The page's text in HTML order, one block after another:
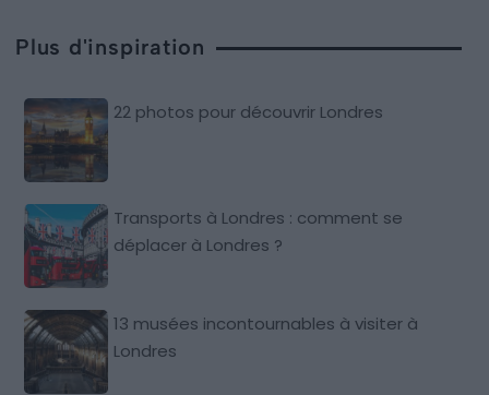
Plus d'inspiration
22 photos pour découvrir Londres
Transports à Londres : comment se
déplacer à Londres ?
13 musées incontournables à visiter à
Londres